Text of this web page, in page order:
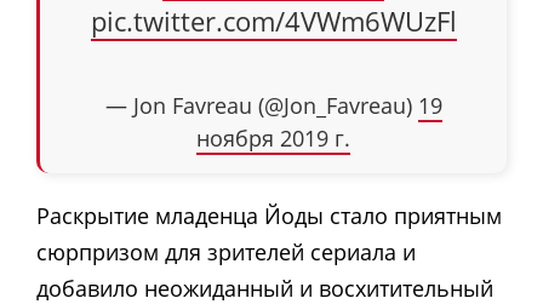
pic.twitter.com/4VWm6WUzFl
— Jon Favreau (@Jon_Favreau) 19
ноября 2019 г.
Раскрытие младенца Йоды стало приятным
сюрпризом для зрителей сериала и
добавило неожиданный и восхитительный